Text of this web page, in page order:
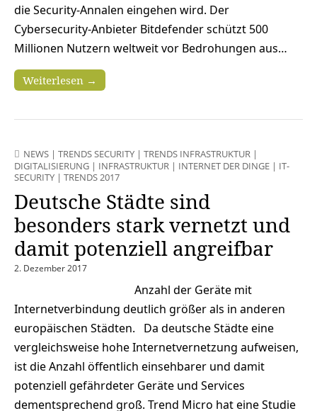
die Security-Annalen eingehen wird. Der
Cybersecurity-Anbieter Bitdefender schützt 500
Millionen Nutzern weltweit vor Bedrohungen aus…
Weiterlesen →
NEWS | TRENDS SECURITY | TRENDS INFRASTRUKTUR |
DIGITALISIERUNG | INFRASTRUKTUR | INTERNET DER DINGE | IT-
SECURITY | TRENDS 2017
Deutsche Städte sind
besonders stark vernetzt und
damit potenziell angreifbar
2. Dezember 2017
Anzahl der Geräte mit
Internetverbindung deutlich größer als in anderen
europäischen Städten. Da deutsche Städte eine
vergleichsweise hohe Internetvernetzung aufweisen,
ist die Anzahl öffentlich einsehbarer und damit
potenziell gefährdeter Geräte und Services
dementsprechend groß. Trend Micro hat eine Studie